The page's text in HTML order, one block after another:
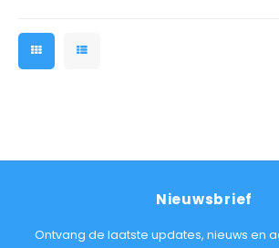
Nieuwsbrief
Ontvang de laatste updates, nieuws en